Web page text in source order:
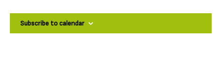
Δεκεμβρίου,
Subscribe to calendar